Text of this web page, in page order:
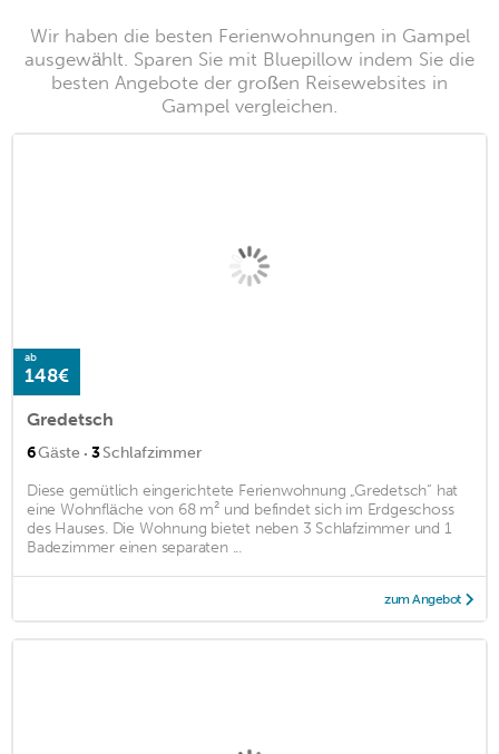
Wir haben die besten Ferienwohnungen in Gampel
ausgewählt. Sparen Sie mit Bluepillow indem Sie die
besten Angebote der großen Reisewebsites in
Gampel vergleichen.
ab
148€
Gredetsch
6Gäste · 3Schlafzimmer
Diese gemütlich eingerichtete Ferienwohnung „Gredetsch“ hat
eine Wohnfläche von 68 m² und befindet sich im Erdgeschoss
des Hauses. Die Wohnung bietet neben 3 Schlafzimmer und 1
Badezimmer einen separaten ...
zum Angebot